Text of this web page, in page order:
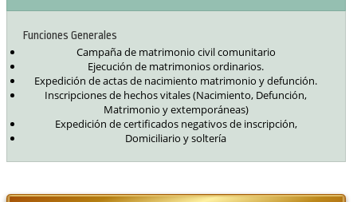
Funciones Generales
Campaña de matrimonio civil comunitario
Ejecución de matrimonios ordinarios.
Expedición de actas de nacimiento matrimonio y defunción.
Inscripciones de hechos vitales (Nacimiento, Defunción,
Matrimonio y extemporáneas)
Expedición de certificados negativos de inscripción,
Domiciliario y soltería